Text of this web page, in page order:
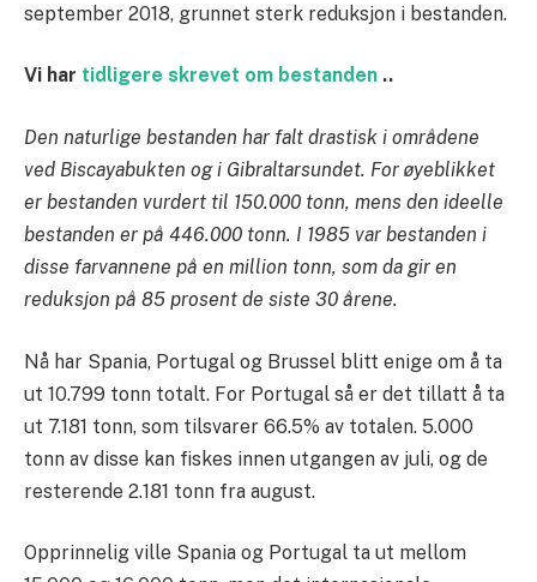
september 2018, grunnet sterk reduksjon i bestanden.
Vi har tidligere skrevet om bestanden ..
Den naturlige bestanden har falt drastisk i områdene
ved Biscayabukten og i Gibraltarsundet. For øyeblikket
er bestanden vurdert til 150.000 tonn, mens den ideelle
bestanden er på 446.000 tonn. I 1985 var bestanden i
disse farvannene på en million tonn, som da gir en
reduksjon på 85 prosent de siste 30 årene.
Nå har Spania, Portugal og Brussel blitt enige om å ta
ut 10.799 tonn totalt. For Portugal så er det tillatt å ta
ut 7.181 tonn, som tilsvarer 66.5% av totalen. 5.000
tonn av disse kan fiskes innen utgangen av juli, og de
resterende 2.181 tonn fra august.
Opprinnelig ville Spania og Portugal ta ut mellom